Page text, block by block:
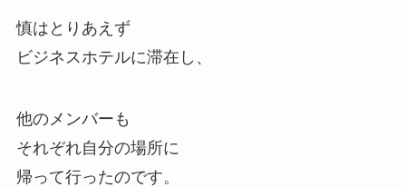
慎はとりあえず
ビジネスホテルに滞在し、
他のメンバーも
それぞれ自分の場所に
帰って行ったのです。